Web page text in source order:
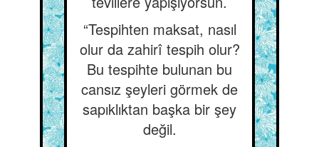
“Tespihten maksat, nasıl
olur da zahirî tespih olur?
Bu tespihte bulunan bu
cansız şeyleri görmek de
sapıklıktan başka bir şey
değil.